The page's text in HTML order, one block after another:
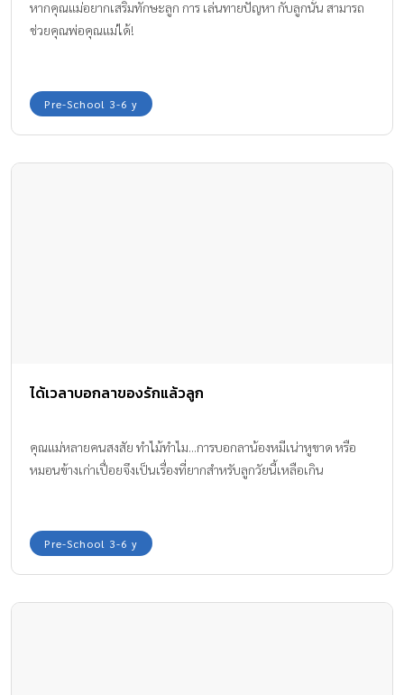
หากคุณแม่อยากเสริมทักษะลูก การ เล่นทายปัญหา กับลูกนั้น สามารถ
ช่วยคุณพ่อคุณแม่ได้!
Pre-School 3-6 y
ได้เวลาบอกลาของรักแล้วลูก
คุณแม่หลายคนสงสัย ทำไม้ทำไม...การบอกลาน้องหมีเน่าหูขาด หรือ
หมอนข้างเก่าเปื่อยจึงเป็นเรื่องที่ยากสำหรับลูกวัยนี้เหลือเกิน
Pre-School 3-6 y